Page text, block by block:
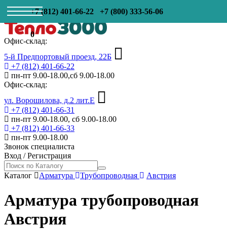
+7 (812) 401-66-22 +7 (800) 333-56-06
0
Офис-склад:
5-й Предпортовый проезд, 22Б
+7 (812) 401-66-22
пн-пт 9.00-18.00,сб 9.00-18.00
Офис-склад:
ул. Ворошилова, д.2 лит.Е
+7 (812) 401-66-31
пн-пт 9.00-18.00, сб 9.00-18.00
+7 (812) 401-66-33
пн-пт 9.00-18.00
Звонок специалиста
Вход /Регистрация
Каталог Арматура Трубопроводная Австрия
Арматура трубопроводная
Австрия